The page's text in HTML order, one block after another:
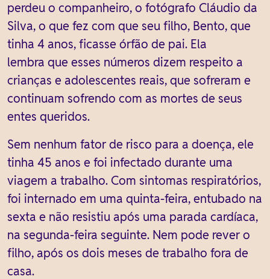
perdeu o companheiro, o fotógrafo Cláudio da
Silva, o que fez com que seu filho, Bento, que
tinha 4 anos, ficasse órfão de pai. Ela
lembra que esses números dizem respeito a
crianças e adolescentes reais, que sofreram e
continuam sofrendo com as mortes de seus
entes queridos.
Sem nenhum fator de risco para a doença, ele
tinha 45 anos e foi infectado durante uma
viagem a trabalho. Com sintomas respiratórios,
foi internado em uma quinta-feira, entubado na
sexta e não resistiu após uma parada cardíaca,
na segunda-feira seguinte. Nem pode rever o
filho, após os dois meses de trabalho fora de
casa.